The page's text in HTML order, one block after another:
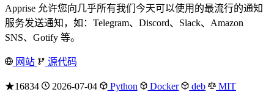
Apprise 允许您向几乎所有我们今天可以使用的最流行的通知
服务发送通知，如：Telegram、Discord、Slack、Amazon
SNS、Gotify 等。
网站 源代码
★16834 2026-07-04 Python Docker deb MIT